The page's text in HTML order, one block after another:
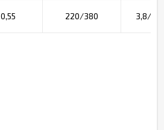
0,55 220/380 3,8/2,2